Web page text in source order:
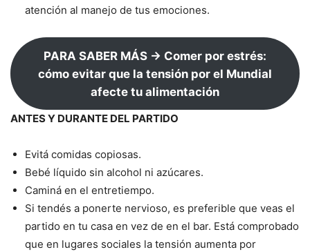
atención al manejo de tus emociones.
PARA SABER MÁS → Comer por estrés:
cómo evitar que la tensión por el Mundial
afecte tu alimentación
ANTES Y DURANTE DEL PARTIDO
Evitá comidas copiosas.
Bebé líquido sin alcohol ni azúcares.
Caminá en el entretiempo.
Si tendés a ponerte nervioso, es preferible que veas el
partido en tu casa en vez de en el bar. Está comprobado
que en lugares sociales la tensión aumenta por